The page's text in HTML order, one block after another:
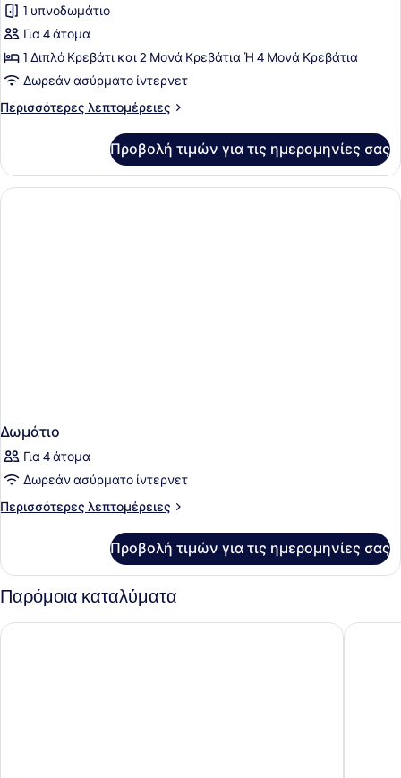
φωτογραφιών
για
Τετράκλινο
Δωμάτιο
1 υπνοδωμάτιο
Για 4 άτομα
1 Διπλό Κρεβάτι και 2 Μονά Κρεβάτια Ή 4 Μονά Κρεβάτια
Δωρεάν ασύρματο ίντερνετ
Περισσότερες λεπτομέρειες
Περισσότερες
Δωμάτιο
Προβολή τιμών για τις ημερομηνίες σας
Δωμάτιο
Για 4 άτομα
Δωρεάν ασύρματο ίντερνετ
Περισσότερες λεπτομέρειες
Περισσότερες
Προβολή τιμών για τις ημερομηνίες σας
Παρόμοια καταλύματα
Hotel Madison Hotel